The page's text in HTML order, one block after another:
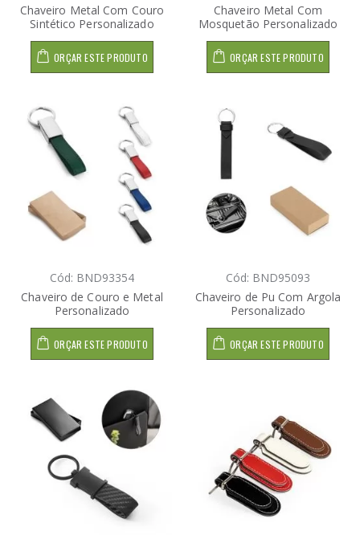
Chaveiro Metal Com Couro
Sintético Personalizado
ORÇAR ESTE PRODUTO
Chaveiro Metal Com
Mosquetão Personalizado
ORÇAR ESTE PRODUTO
Cód: BND93354
Chaveiro de Couro e Metal
Personalizado
ORÇAR ESTE PRODUTO
Cód: BND95093
Chaveiro de Pu Com Argola
Personalizado
ORÇAR ESTE PRODUTO